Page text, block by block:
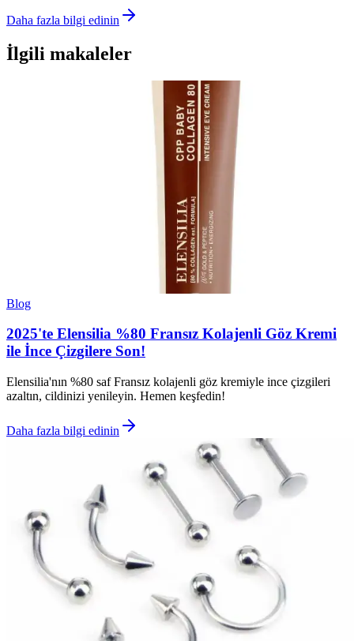
Daha fazla bilgi edinin
İlgili makaleler
Blog
2025'te Elensilia %80 Fransız Kolajenli Göz Kremi
ile İnce Çizgilere Son!
Elensilia'nın %80 saf Fransız kolajenli göz kremiyle ince çizgileri
azaltın, cildinizi yenileyin. Hemen keşfedin!
Daha fazla bilgi edinin